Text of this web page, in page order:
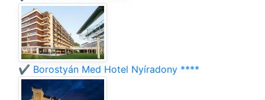
✔️ Borostyán Med Hotel Nyíradony ****